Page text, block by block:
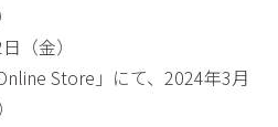
（金）
Store」にて、2024年3月